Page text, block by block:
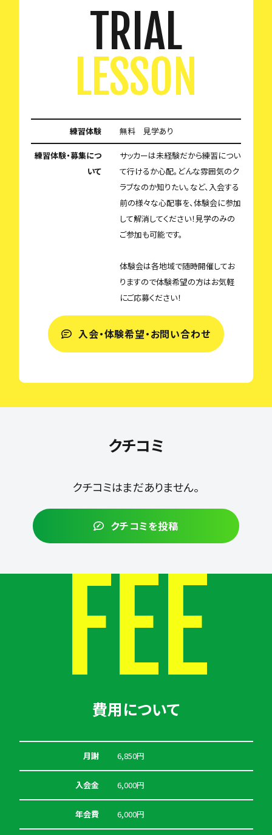
TRIAL
LESSON
練習体験 無料 見学あり
練習体験・募集につ
いて
サッカーは未経験だから練習につい
て行けるか心配。どんな雰囲気のク
ラブなのか知りたい。など、入会する
前の様々な心配事を、体験会に参加
して解消してください！見学のみの
ご参加も可能です。
体験会は各地域で随時開催してお
りますので体験希望の方はお気軽
にご応募ください！
入会・体験希望・お問い合わせ
クチコミ
クチコミはまだありません。
クチコミを投稿
FEE
費用について
月謝 6,850円
入会金 6,000円
年会費 6,000円